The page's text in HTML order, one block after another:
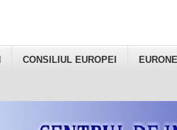
CONSILIUL EUROPEI